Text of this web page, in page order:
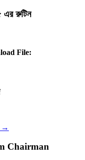
এর রুটিন
File:
→
Chairman